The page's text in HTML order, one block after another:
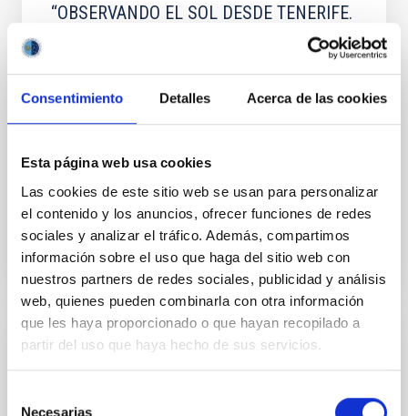
Consentimiento Detalles Acerca de las cookies
Esta página web usa cookies
Las cookies de este sitio web se usan para personalizar
el contenido y los anuncios, ofrecer funciones de redes
sociales y analizar el tráfico. Además, compartimos
información sobre el uso que haga del sitio web con
nuestros partners de redes sociales, publicidad y análisis
web, quienes pueden combinarla con otra información
que les haya proporcionado o que hayan recopilado a
partir del uso que haya hecho de sus servicios.
Necesarias
“OBSERVANDO EL SOL DESDE TENERIFE.
Una aventura sobre el mar de nubes”, del
físico solar Manuel Vázquez Abeledo.
Las Islas Canarias, un archipiélago en medio del
observador externo. Sin embargo, desde la época
navegantes
Date 12/09/2019
BOOK
“SOÑANDO ESTRELLAS. Así nació y se